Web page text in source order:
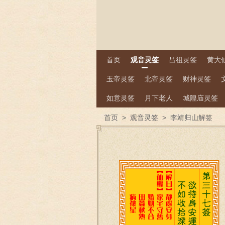
首页 观音灵签 吕祖灵签 黄大
玉帝灵签 北帝灵签 财神灵签
如意灵签 月下老人 城隍庙灵签
首页 > 观音灵签 > 李靖归山解签